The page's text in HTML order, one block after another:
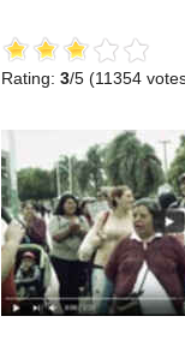
Rating: 3/5 (11354